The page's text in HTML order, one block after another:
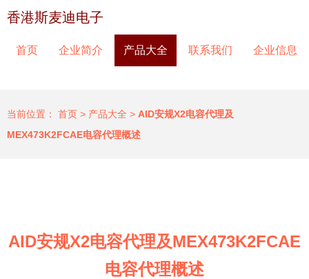
香港斯麦迪电子
首页 企业简介 产品大全 联系我们 企业信息
当前位置： 首页 > 产品大全 > AID安规X2电容代理及
MEX473K2FCAE电容代理概述
AID安规X2电容代理及MEX473K2FCAE
电容代理概述